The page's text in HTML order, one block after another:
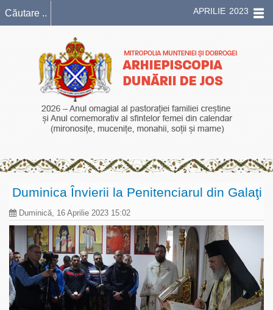
APRILIE 2023
Duminica Învierii la Penitenciarul din Galaţi
Duminică, 16 Aprilie 2023 15:02